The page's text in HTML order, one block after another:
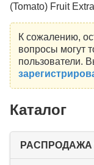
(Tomato) Fruit
К сожалению,
вопросы могут
пользователи.
Каталог
РАСПРОДАЖА